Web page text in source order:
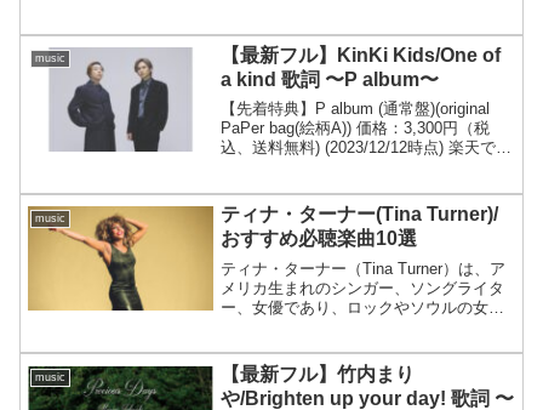
ナンデス。彼は1985年にハワイで生ま
れ、幼少期から音楽に親...
music
【最新フル】KinKi Kids/One of
a kind 歌詞 〜P album〜
【先着特典】P album (通常盤)(original
PaPer bag(絵柄A)) 価格：3,300円（税
込、送料無料) (2023/12/12時点) 楽天で購
music
ティナ・ターナー(Tina Turner)/
おすすめ必聴楽曲10選
ティナ・ターナー（Tina Turner）は、ア
メリカ生まれのシンガー、ソングライタ
ー、女優であり、ロックやソウルの女王
（Anna Mae Bullock Turner）で...
music
【最新フル】竹内まり
や/Brighten up your day! 歌詞 〜